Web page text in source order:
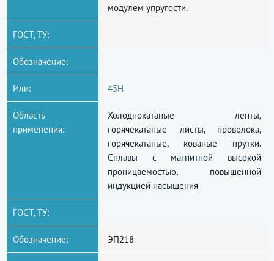
модулем упругости.
ГОСТ, ТУ:
Обозначение:
Или: 45Н
Область
применения:
Холоднокатаные ленты,
горячекатаные листы, проволока,
горячекатаные, кованые прутки.
Сплавы с магнитной высокой
проницаемостью, повышенной
индукцией насыщения
ГОСТ, ТУ:
Обозначение: ЭП218